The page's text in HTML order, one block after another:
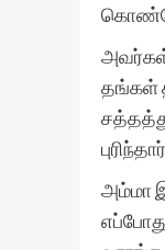
அவர்கள்
தங்கள்
அம்மா